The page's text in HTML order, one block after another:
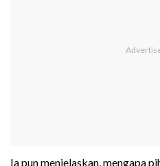
Ia pun menjelaskan, mengapa